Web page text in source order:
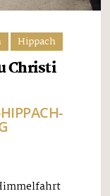
Hippach
Christi